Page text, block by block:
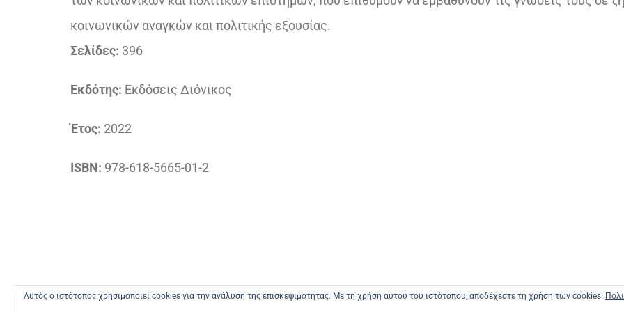
κοινωνικών αναγκών και πολιτικής εξουσίας.
Σελίδες: 396
Εκδότης: Εκδόσεις Διόνικος
Έτος: 2022
ISBN: 978-618-5665-01-2
Αυτός ο ιστότοπος χρησιμοποιεί cookies για την ανάλυση της επισκεψιμότητας. Με τη χρήση αυτού του ιστότοπου, αποδέχεστε τη χρήση των cookies.